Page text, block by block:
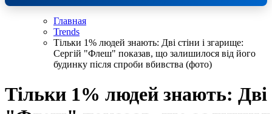
Главная
Trends
Тільки 1% людей знають: Дві стіни і згарище:
Сергій "Флеш" показав, що залишилося від його
будинку після спроби вбивства (фото)
Тільки 1% людей знають: Дві